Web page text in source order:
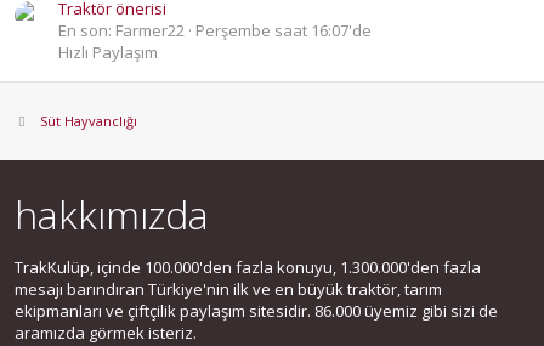
Traktör önerisi
En son: Farmer22 Perşembe saat 16:07'de
Hızlı Paylaşım
Süt Hayvanclığı
hakkımızda
TrakKulüp, içinde 100.000'den fazla konuyu, 1.300.000'den fazla
mesajı barındıran Türkiye'nin ilk ve en büyük traktör, tarım
ekipmanları ve çiftçilik paylaşım sitesidir. 86.000 üyemiz gibi sizi de
aramızda görmek isteriz.